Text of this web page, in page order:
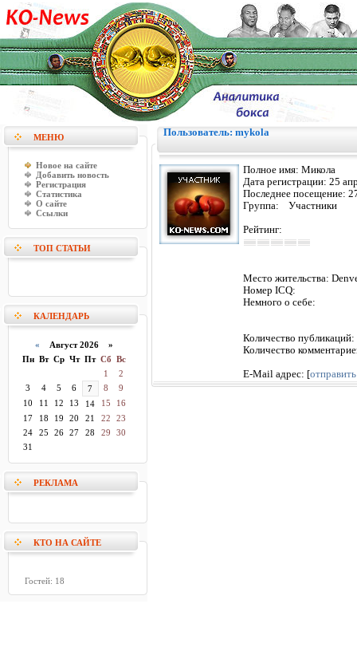
МЕНЮ
Новое на сайте
Добавить новость
Регистрация
Статистика
О сайте
Ссылки
ТОП СТАТЬИ
КАЛЕНДАРЬ
« Август 2026 »
Пн Вт Ср Чт Пт Сб Вс
1
2
3
4 5 6 7 8
9
10
11 12 13 14 15
16
17
18 19 20 21 22
23
24
25 26 27 28 29
30
31
РЕКЛАМА
КТО НА САЙТЕ
Гостей: 18
Пользователь: mykola
Полное имя: Микола
Дата регистрации: 25
Последнее посещение:
Группа: Участники
Рейтинг:
Место жительства:
Номер ICQ:
Немного о себе:
Количество
Количество
E-Mail адрес: [